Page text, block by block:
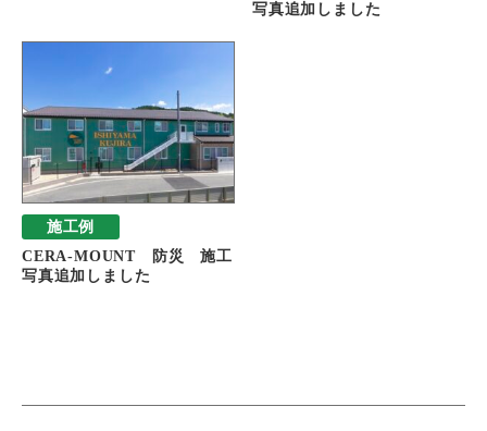
写真追加しました
施工例
CERA-MOUNT 防災 施工
写真追加しました